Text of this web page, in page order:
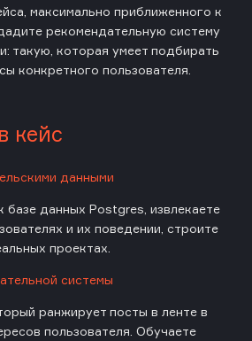
максимально приближенного к
рекомендательную систему
такую, которая умеет подбирать
конкретного пользователя.
кейс
данными
данных Postgres, извлекаете
и их поведении, строите
проектах.
системы
ранжирует посты в ленте в
пользователя. Обучаете